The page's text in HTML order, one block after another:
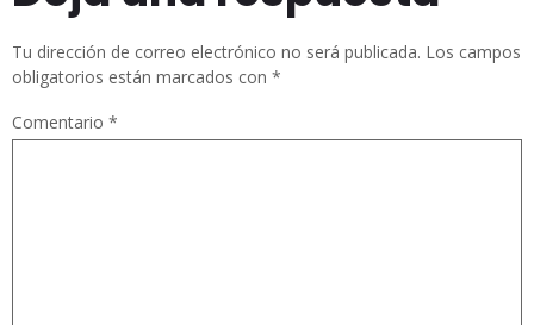
Tu dirección de correo electrónico no será publicada. Los campos
obligatorios están marcados con *
Comentario *